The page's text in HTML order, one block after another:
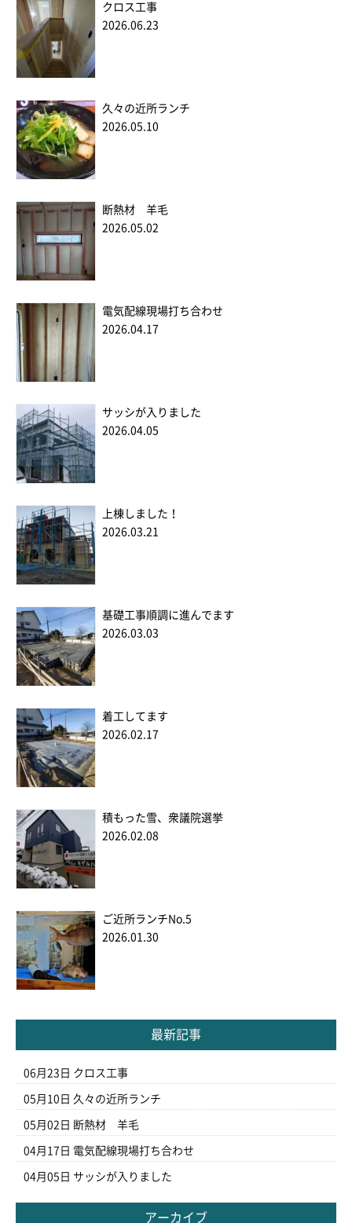
クロス工事
2026.06.23
久々の近所ランチ
2026.05.10
断熱材 羊毛
2026.05.02
電気配線現場打ち合わせ
2026.04.17
サッシが入りました
2026.04.05
上棟しました！
2026.03.21
基礎工事順調に進んでます
2026.03.03
着工してます
2026.02.17
積もった雪、衆議院選挙
2026.02.08
ご近所ランチNo.5
2026.01.30
最新記事
06月23日 クロス工事
05月10日 久々の近所ランチ
05月02日 断熱材 羊毛
04月17日 電気配線現場打ち合わせ
04月05日 サッシが入りました
アーカイブ